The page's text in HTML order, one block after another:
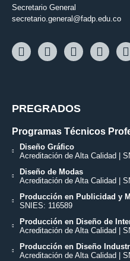
Secretario General
secretario.general@fadp.edu.co
PREGRADOS
Programas Técnicos
Diseño Gráfico
Acreditación de Alta Calidad |
Diseño de Modas
Acreditación de Alta Calidad |
Producción en Publicidad y
SNIES: 116589
Producción en Diseño de
Acreditación de Alta Calidad |
Producción en Diseño
Acreditación de Alta Calidad |